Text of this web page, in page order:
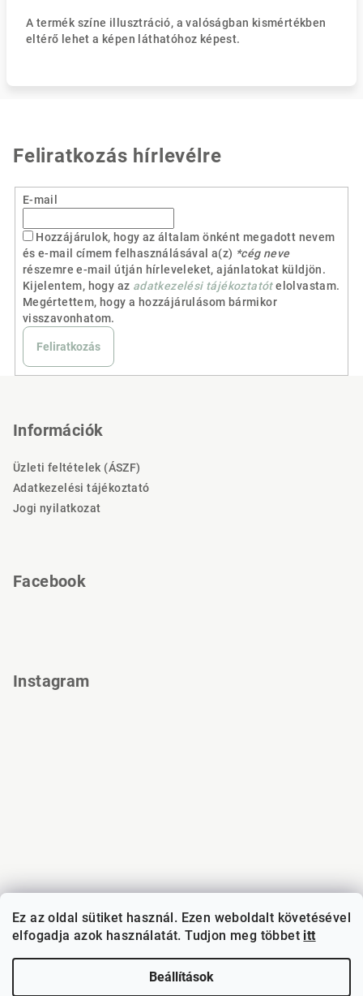
Ez az oldal sütiket használ. Ezen weboldalt követésével
elfogadja azok használatát. Tudjon meg többet itt
Beállítások
A termék színe illusztráció, a valóságban kismértékben
eltérő lehet a képen láthatóhoz képest.
Feliratkozás hírlevélre
E-mail
Hozzájárulok, hogy az általam önként megadott nevem
és e-mail címem felhasználásával a(z) *cég neve
részemre e-mail útján hírleveleket, ajánlatokat küldjön.
Kijelentem, hogy az adatkezelési tájékoztatót elolvastam.
Megértettem, hogy a hozzájárulásom bármikor
visszavonhatom.
Feliratkozás
Információk
Üzleti feltételek (ÁSZF)
Adatkezelési tájékoztató
Jogi nyilatkozat
Facebook
Instagram
Kövessen minket az Instagramon